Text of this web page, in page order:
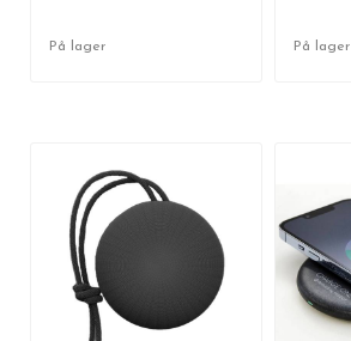
På lager På lager